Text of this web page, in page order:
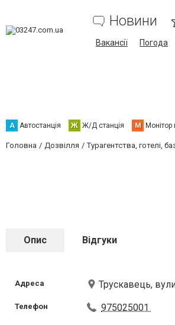
Новини
Вакансії Погода
А Автостанція Ж Ж/Д станція М Монітор
Головна Дозвілля Турагентства, готелі,
Опис Відгуки
Адреса Трускавець,
Телефон 975025001